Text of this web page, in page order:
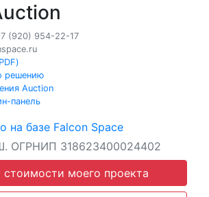
(920) 954-22-17
решению
Auction
панель
на базе Falcon Space
ОГРНИП 318623400024402
стоимости моего проекта